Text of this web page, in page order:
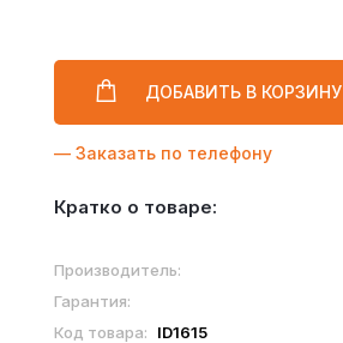
ДОБАВИТЬ В КОРЗИНУ
— Заказать по телефону
Кратко о товаре:
Производитель:
Гарантия:
Код товара:
ID1615